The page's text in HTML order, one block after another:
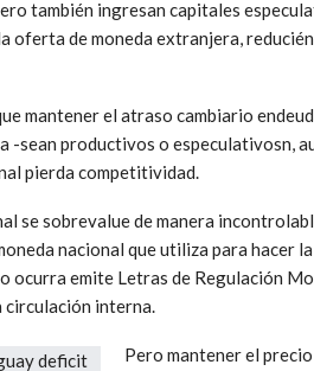
también ingresan capitales
oferta de moneda extranjera,
mantener el atraso cambiario
-sean productivos o especulativosn,
pierda competitividad.
se sobrevalue de manera
nacional que utiliza para hacer
ocurra emite Letras de Regulación
circulación interna.
Pero mantener el